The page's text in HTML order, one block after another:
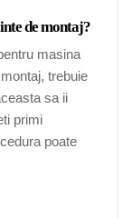
de montaj?
masina
trebuie
sa ii
primi
poate